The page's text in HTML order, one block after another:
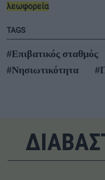
λεωφορεία
TAGS
#Επιβατικός σταθμός
#Νησιωτικότητα